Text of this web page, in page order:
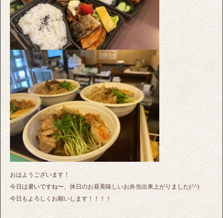
おはようございます！
今日は暑いですね〜、休日のお昼美味しいお弁当出来上がりました(^^)
今日もよろしくお願いします！！！！